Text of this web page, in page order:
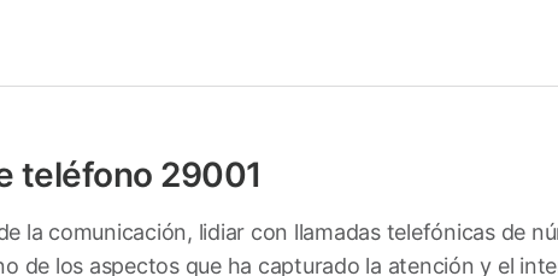
teléfono 29001
la comunicación, lidiar con llamadas telefónicas de
de los aspectos que ha capturado la atención y el